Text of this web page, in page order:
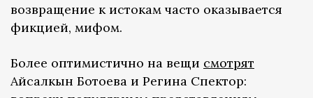
возвращение к истокам часто оказывается
фикцией, мифом.
Более оптимистично на вещи смотрят
Айсалкын Ботоева и Регина Спектор: